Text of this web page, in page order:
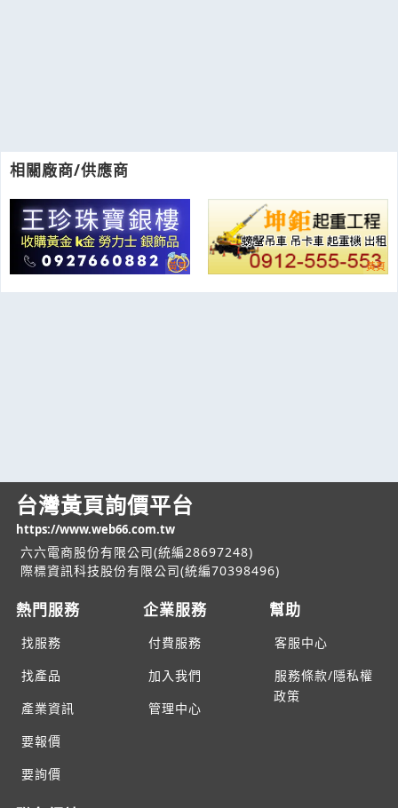
相關廠商/供應商
台灣黃頁詢價平台
https://www.web66.com.tw
六六電商股份有限公司(統編28697248)
際標資訊科技股份有限公司(統編70398496)
熱門服務
找服務
找產品
產業資訊
要報價
要詢價
企業服務
付費服務
加入我們
管理中心
幫助
客服中心
服務條款/隱私權
政策